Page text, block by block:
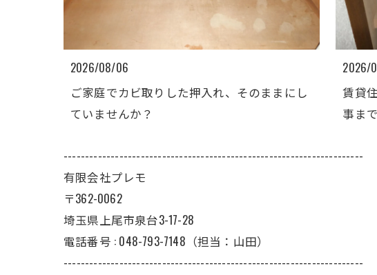
2026/08/06
ご家庭でカビ取りした押入れ、そのままにし
ていませんか？
2026/
賃貸
事ま
----------------------------------------------------------------------
有限会社プレモ
〒362-0062
埼玉県上尾市泉台3-17-28
電話番号 : 048-793-7148（担当：山田）
----------------------------------------------------------------------